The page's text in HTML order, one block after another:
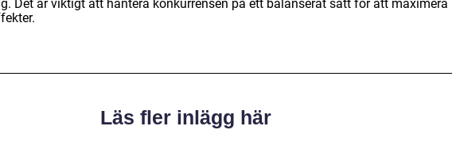
Det är viktigt att hantera konkurrensen på ett balanserat sätt för att maximera
Läs fler inlägg här